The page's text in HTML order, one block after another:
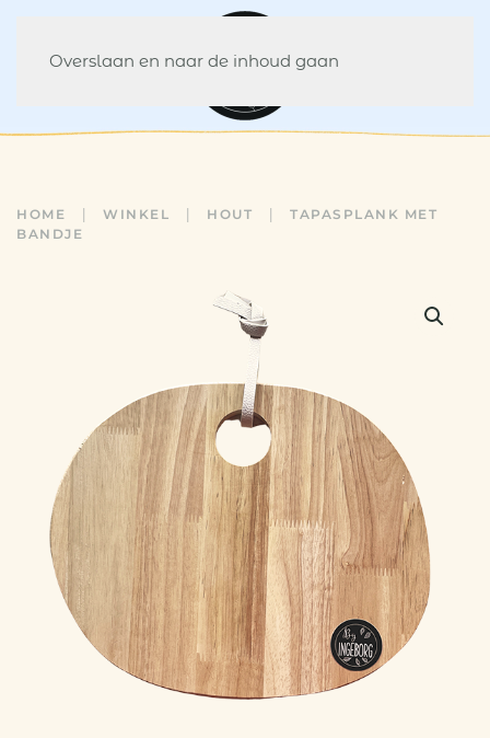
Overslaan en naar de inhoud gaan
HOME WINKEL HOUT
TAPASPLANK MET
BANDJE